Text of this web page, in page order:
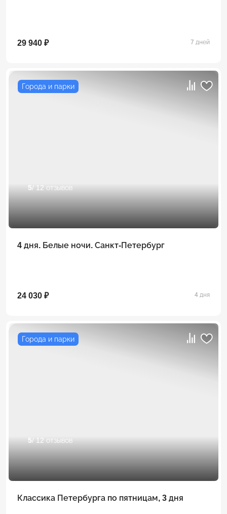
29 940 ₽ 7 дней
Города и парки
5/ 12 отзывов
4 дня. Белые ночи. Санкт-Петербург
24 030 ₽ 4 дня
Города и парки
5/ 12 отзывов
Классика Петербурга по пятницам, 3 дня